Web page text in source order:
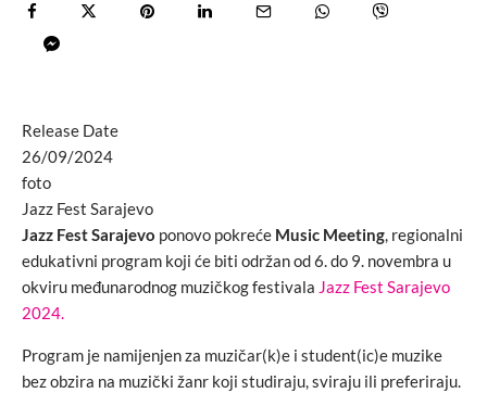
Release Date
26/09/2024
foto
Jazz Fest Sarajevo
Jazz Fest Sarajevo ponovo pokreće Music Meeting, regionalni
edukativni program koji će biti održan od 6. do 9. novembra u
okviru međunarodnog muzičkog festivala Jazz Fest Sarajevo
2024.
Program je namijenjen za muzičar(k)e i student(ic)e muzike
bez obzira na muzički žanr koji studiraju, sviraju ili preferiraju.